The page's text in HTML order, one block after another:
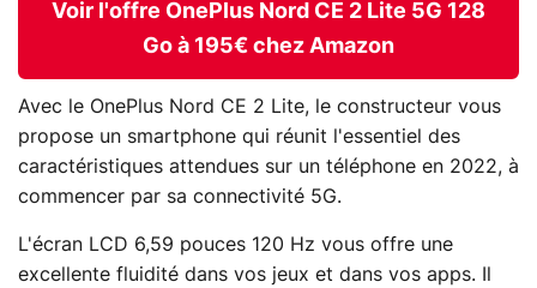
Voir l'offre OnePlus Nord CE 2 Lite 5G 128
Go à 195€ chez Amazon
Avec le OnePlus Nord CE 2 Lite, le constructeur vous
propose un smartphone qui réunit l'essentiel des
caractéristiques attendues sur un téléphone en 2022, à
commencer par sa connectivité 5G.
L'écran LCD 6,59 pouces 120 Hz vous offre une
excellente fluidité dans vos jeux et dans vos apps. Il